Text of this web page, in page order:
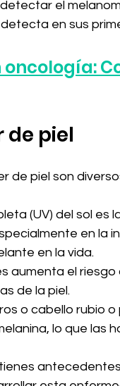
el
en sus
oncología:
de piel
piel son
(UV) del sol es
en la
en la vida.
aumenta el
de la piel.
o cabello rubio o
lo que las